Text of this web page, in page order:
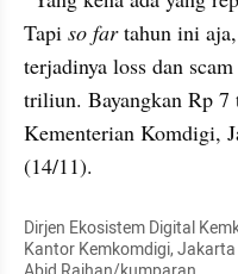
Tapi so far tahun ini
terjadinya loss dan
triliun. Bayangkan Rp
Kementerian Komdigi,
(14/11).
Dirjen Ekosistem Digital
Kantor Kemkomdigi,